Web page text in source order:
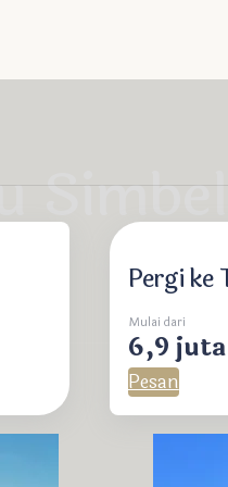
Pergi ke
Mulai dari
6,9 juta
Pesan